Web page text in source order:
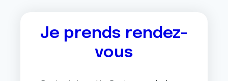
Je prends rendez-
vous